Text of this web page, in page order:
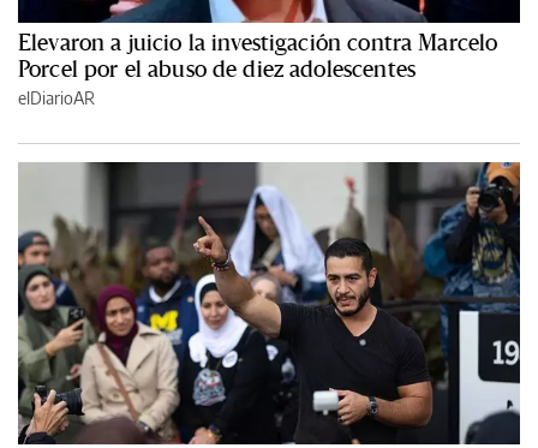
Elevaron a juicio la investigación contra Marcelo
Porcel por el abuso de diez adolescentes
elDiarioAR